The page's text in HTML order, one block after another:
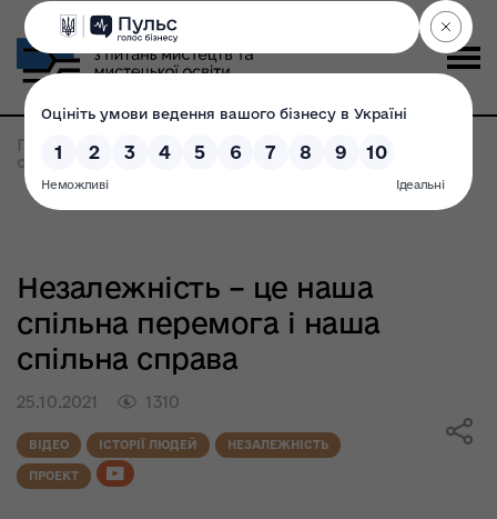
Головна Всі новини >
Незалежність – це наша
спільна перемога і наша спільна справа
Незалежність – це наша
спільна перемога і наша
спільна справа
25.10.2021 1310
ВІДЕО ІСТОРІЇ ЛЮДЕЙ НЕЗАЛЕЖНІСТЬ
ПРОЕКТ